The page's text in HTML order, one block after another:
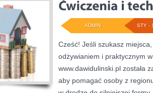
STY -
ADMIN
Cześć! Jeśli szukasz
odżywianiem i praktycznym
www.dawidulinski.pl została
aby pomagać osoby z